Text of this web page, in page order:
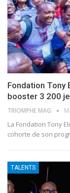
Fondation Tony
booster 3 200
TRIOMPHE MAG
La Fondation Tony
cohorte de son
TALENTS